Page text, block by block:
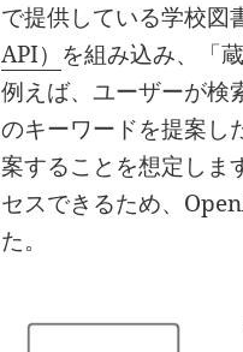
で提供している学校図
API） を組み込み、「
例えば、ユーザーが検
のキーワードを提案し
案することを想定しま
セスできるため、
た。